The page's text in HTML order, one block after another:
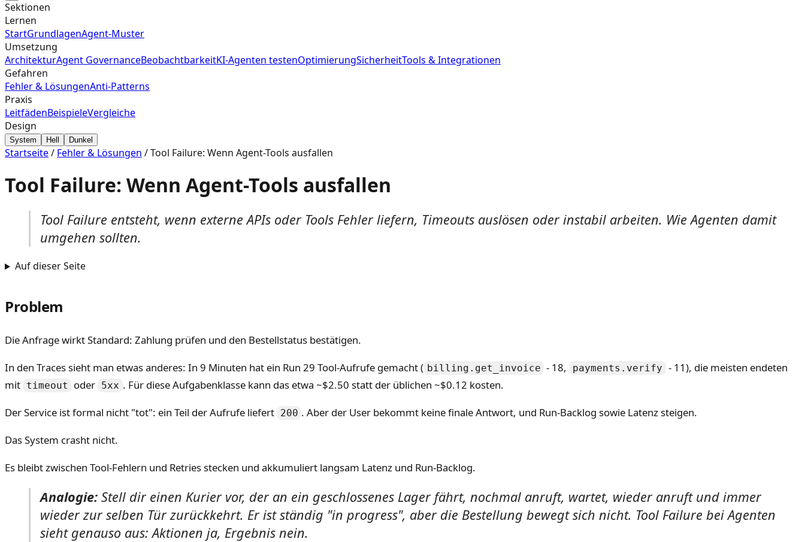
Sektionen
Lernen
StartGrundlagenAgent‑Muster
Umsetzung
ArchitekturAgent GovernanceBeobachtbarkeitKI-Agenten testenOptimierungSicherheitTools & Integrationen
Gefahren
Fehler & LösungenAnti-Patterns
Praxis
LeitfädenBeispieleVergleiche
Design
System Hell Dunkel
Startseite/ Fehler & Lösungen /Tool Failure: Wenn Agent-Tools ausfallen
Tool Failure: Wenn Agent-Tools ausfallen
Tool Failure entsteht, wenn externe APIs oder Tools Fehler liefern, Timeouts auslösen oder instabil arbeiten. Wie Agenten damit
umgehen sollten.
Auf dieser Seite
Problem
Die Anfrage wirkt Standard: Zahlung prüfen und den Bestellstatus bestätigen.
In den Traces sieht man etwas anderes: In 9 Minuten hat ein Run 29 Tool-Aufrufe gemacht ( billing.get_invoice - 18, payments.verify - 11), die meisten endeten
mit timeout oder 5xx . Für diese Aufgabenklasse kann das etwa ~$2.50 statt der üblichen ~$0.12 kosten.
Der Service ist formal nicht "tot": ein Teil der Aufrufe liefert 200 . Aber der User bekommt keine finale Antwort, und Run-Backlog sowie Latenz steigen.
Das System crasht nicht.
Es bleibt zwischen Tool-Fehlern und Retries stecken und akkumuliert langsam Latenz und Run-Backlog.
Analogie: Stell dir einen Kurier vor, der an ein geschlossenes Lager fährt, nochmal anruft, wartet, wieder anruft und immer
wieder zur selben Tür zurückkehrt. Er ist ständig "in progress", aber die Bestellung bewegt sich nicht. Tool Failure bei Agenten
sieht genauso aus: Aktionen ja, Ergebnis nein.